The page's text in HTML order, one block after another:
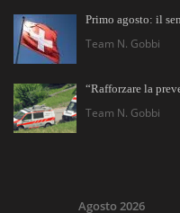
Primo agosto: il
Team N. Gobbi
“Rafforzare la
Team N. Gobbi
Agosto 2026